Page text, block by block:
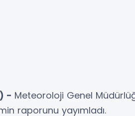
- Meteoroloji Genel
raporunu yayımladı.